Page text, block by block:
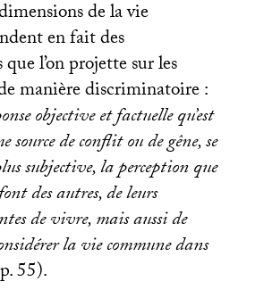
de la vie
en fait des
l’on projette sur les
manière discriminatoire :
objective et factuelle qu’est
source de conflit ou de gêne, se
subjective, la perception que
des autres, de leurs
de vivre, mais aussi de
la vie commune dans
55).